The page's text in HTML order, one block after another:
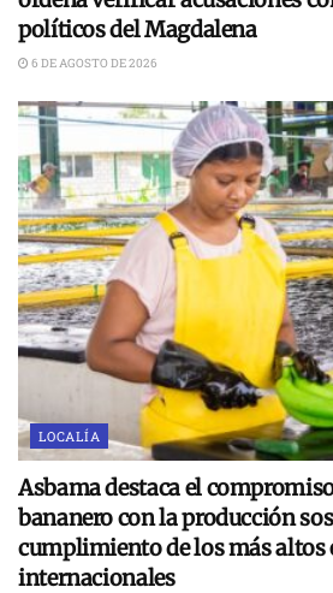
políticos del Magdalena
6 DE AGOSTO DE 2026
LOCALÍA
Asbama destaca el
bananero con la producción
cumplimiento de los más altos
internacionales